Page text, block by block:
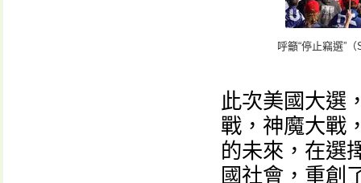
呼籲“停止竊選”
此次美國大選
戰，神魔大戰
的未來，在選
國社會，重創